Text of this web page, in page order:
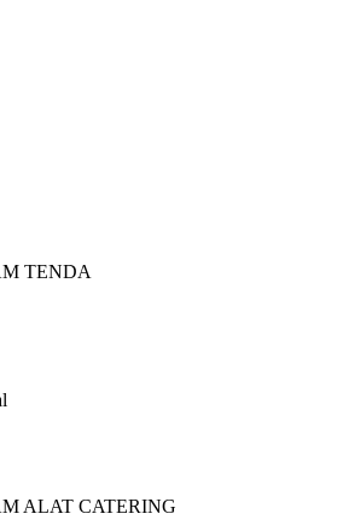
TENDA
ALAT CATERING